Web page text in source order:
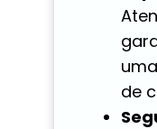
de